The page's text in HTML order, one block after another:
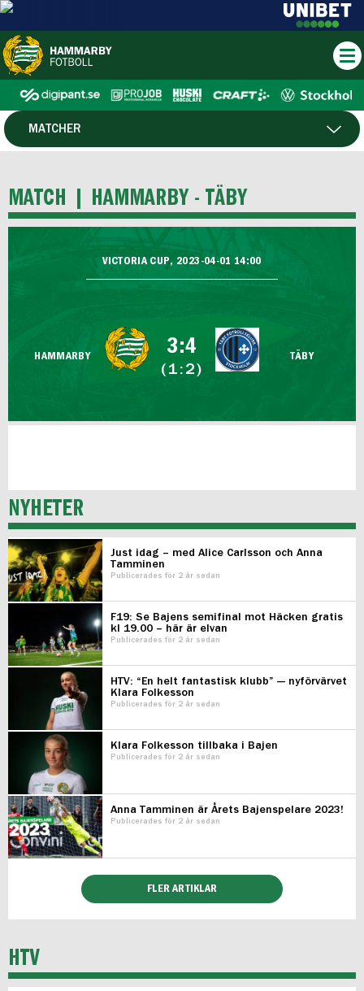
MATCHER
MATCH | HAMMARBY - TÄBY
VICTORIA CUP, 2023-04-01 14:00
HAMMARBY 3:4
(1:2)
TÄBY
NYHETER
Just idag – med Alice Carlsson och Anna
Tamminen
Publicerades för 2 år sedan
F19: Se Bajens semifinal mot Häcken gratis
kl 19.00 – här är elvan
Publicerades för 2 år sedan
HTV: “En helt fantastisk klubb” — nyförvärvet
Klara Folkesson
Publicerades för 2 år sedan
Klara Folkesson tillbaka i Bajen
Publicerades för 2 år sedan
Anna Tamminen är Årets Bajenspelare 2023!
Publicerades för 2 år sedan
FLER ARTIKLAR
HTV